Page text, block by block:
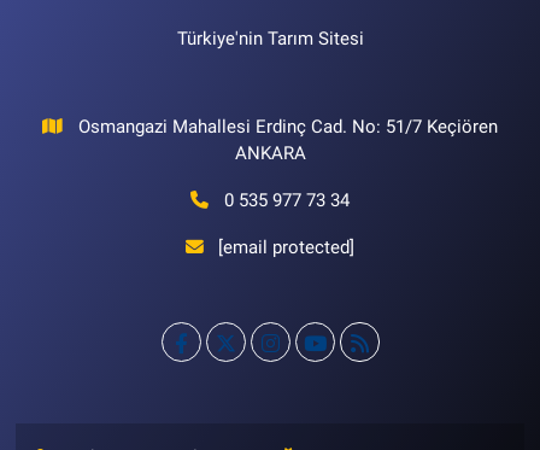
Türkiye'nin Tarım Sitesi
Osmangazi Mahallesi Erdinç Cad. No: 51/7 Keçiören
ANKARA
0 535 977 73 34
[email protected]